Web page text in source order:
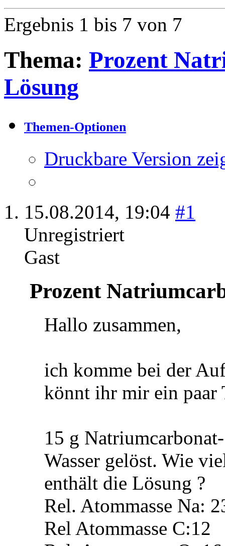
Ergebnis 1 bis 7 von 7
Thema: Prozent
Lösung
Themen-Optionen
Druckbare Version
15.08.2014, 19:04 #1
Unregistriert
Gast
Prozent
Hallo zusammen,
ich komme bei der
könnt ihr mir ein paar
15 g
Wasser gelöst. Wie
enthält die Lösung ?
Rel. Atommasse Na:
Rel Atommasse C:12